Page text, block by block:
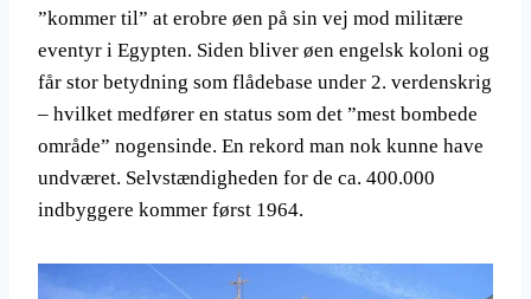
”kommer til” at erobre øen på sin vej mod militære
eventyr i Egypten. Siden bliver øen engelsk koloni og
får stor betydning som flådebase under 2. verdenskrig
– hvilket medfører en status som det ”mest bombede
område” nogensinde. En rekord man nok kunne have
undværet. Selvstændigheden for de ca. 400.000
indbyggere kommer først 1964.